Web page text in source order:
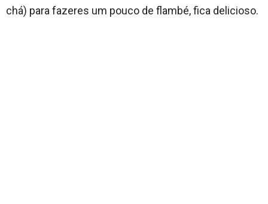
chá) para fazeres um pouco de flambé, fica delicioso.